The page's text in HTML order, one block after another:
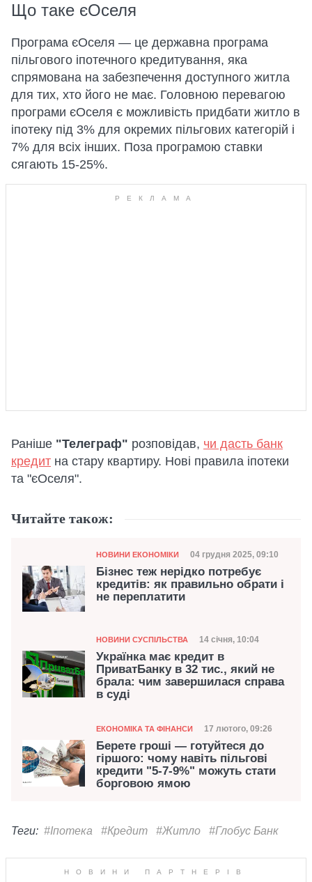
Що таке єОселя
Програма єОселя — це державна програма
пільгового іпотечного кредитування, яка
спрямована на забезпечення доступного житла
для тих, хто його не має. Головною перевагою
програми єОселя є можливість придбати житло в
іпотеку під 3% для окремих пільгових категорій і
7% для всіх інших. Поза програмою ставки
сягають 15-25%.
Раніше "Телеграф" розповідав, чи дасть банк
кредит на стару квартиру. Нові правила іпотеки
та "єОселя".
Читайте також:
Категорія
НОВИНИ ЕКОНОМІКИ Дата публікації
04 грудня 2025, 09:10
Бізнес теж нерідко потребує
кредитів: як правильно обрати і
не переплатити
Категорія
НОВИНИ СУСПІЛЬСТВА Дата публікації
14 січня, 10:04
Українка має кредит в
ПриватБанку в 32 тис., який не
брала: чим завершилася справа
в суді
Категорія
ЕКОНОМІКА ТА ФІНАНСИ Дата публікації
17 лютого, 09:26
Берете гроші — готуйтеся до
гіршого: чому навіть пільгові
кредити "5-7-9%" можуть стати
борговою ямою
Теги: #Іпотека #Кредит #Житло #Глобус Банк